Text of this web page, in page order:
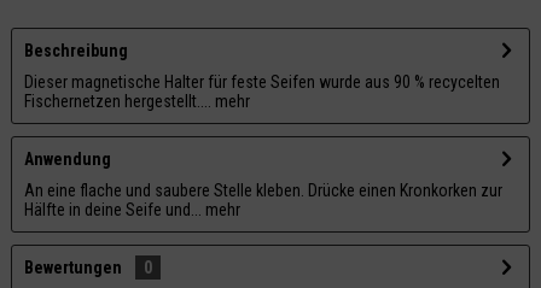
Beschreibung
Dieser magnetische Halter für feste Seifen wurde aus 90 % recycelten
Fischernetzen hergestellt....
mehr
Anwendung
An eine flache und saubere Stelle kleben. Drücke einen Kronkorken zur
Hälfte in deine Seife und...
mehr
Bewertungen 0